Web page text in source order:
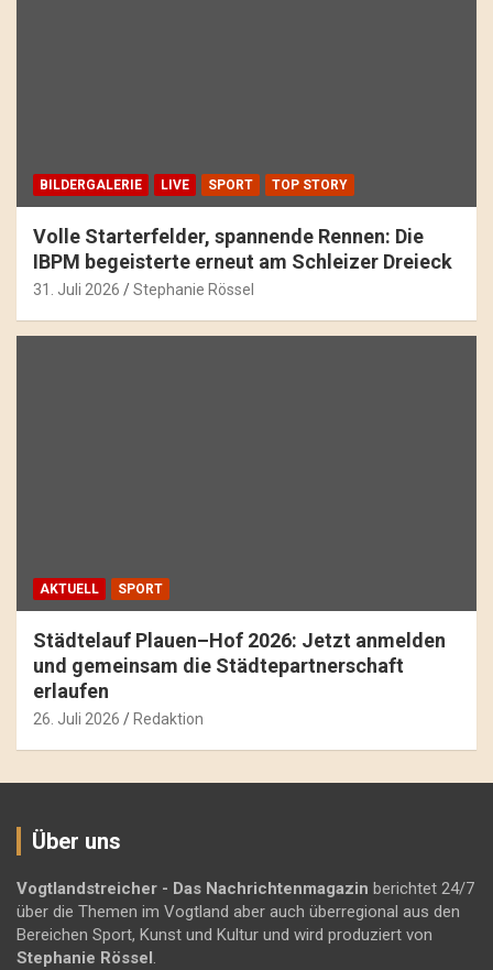
BILDERGALERIE LIVE SPORT TOP STORY
Volle Starterfelder, spannende Rennen: Die
IBPM begeisterte erneut am Schleizer Dreieck
31. Juli 2026 Stephanie Rössel
AKTUELL SPORT
Städtelauf Plauen–Hof 2026: Jetzt anmelden
und gemeinsam die Städtepartnerschaft
erlaufen
26. Juli 2026 Redaktion
Über uns
Vogtlandstreicher - Das Nachrichtenmagazin berichtet 24/7
über die Themen im Vogtland aber auch überregional aus den
Bereichen Sport, Kunst und Kultur und wird produziert von
Stephanie Rössel .